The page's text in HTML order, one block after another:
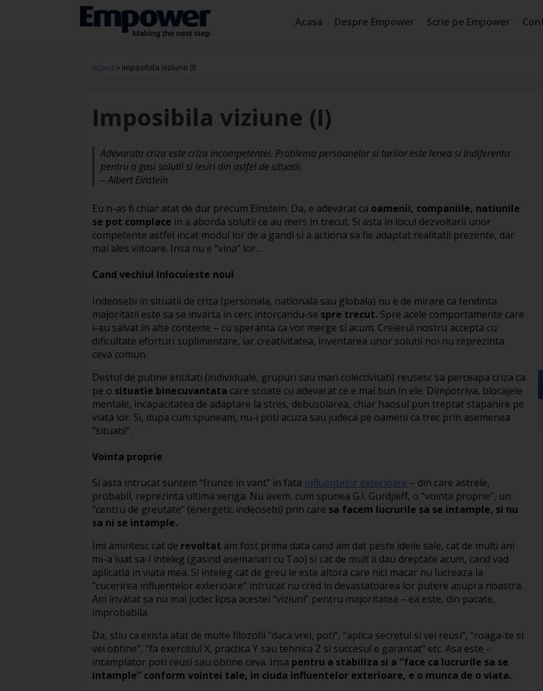
Acasa Despre Empower Scrie pe Empower
Acasa » Imposibila viziune (I)
Imposibila viziune (I)
Adevarata criza este criza incompetentei. Problema persoanelor si tarilor este lenea si indiferenta
pentru a gasi solutii si iesiri din astfel de situatii.
– Albert Einstein
Eu n-as fi chiar atat de dur precum Einstein. Da, e adevarat ca oamenii, companiile, natiunile
se pot complace in a aborda solutii ce au mers in trecut. Si asta in locul dezvoltarii unor
competente astfel incat modul lor de a gandi si a actiona sa fie adaptat realitatii prezente, dar
mai ales viitoare. Insa nu e “vina” lor…
Cand vechiul inlocuieste noul
Indeosebi in situatii de criza (personala, nationala sau globala) nu e de mirare ca tendinta
majoritatii este sa se invarta in cerc intorcandu-se spre trecut. Spre acele comportamente care
i-au salvat in alte contexte – cu speranta ca vor merge si acum. Creierul nostru accepta cu
dificultate eforturi suplimentare, iar creativitatea, inventarea unor solutii noi nu reprezinta
ceva comun.
Destul de putine entitati (individuale, grupuri sau mari colectivitati) reusesc sa perceapa criza ca
pe o situatie binecuvantata care scoate cu adevarat ce e mai bun in ele. Dimpotriva, blocajele
mentale, incapacitatea de adaptare la stres, debusolarea, chiar haosul pun treptat stapanire pe
viata lor. Si, dupa cum spuneam, nu-i poti acuza sau judeca pe oameni ca trec prin asemenea
“situatii”.
Vointa proprie
Si asta intrucat suntem “frunze in vant” in fata influentelor exterioare – din care astrele,
probabil, reprezinta ultima veriga. Nu avem, cum spunea G.I. Gurdjieff, o “vointa proprie”, un
“centru de greutate” (energetic indeosebi) prin care sa facem lucrurile sa se intample, si nu
sa ni se intample.
Imi amintesc cat de revoltat am fost prima data cand am dat peste ideile sale, cat de multi ani
mi-a luat sa-l inteleg (gasind asemanari cu Tao) si cat de mult ii dau dreptate acum, cand vad
aplicatia in viata mea. Si inteleg cat de greu le este altora care nici macar nu lucreaza la
“cucerirea influentelor exterioare” intrucat nu cred in devastatoarea lor putere asupra noastra.
Am invatat sa nu mai judec lipsa acestei “viziuni” pentru majoritatea – ea este, din pacate,
improbabila.
Da, stiu ca exista atat de multe filozofii “daca vrei, poti”, “aplica secretul si vei reusi”, “roaga-te si
vei obtine”, “fa exercitiul X, practica Y sau tehnica Z si succesul e garantat” etc. Asa este –
intamplator poti reusi sau obtine ceva. Insa pentru a stabiliza si a “face ca lucrurile sa se
intample” conform vointei tale, in ciuda influentelor exterioare, e o munca de o viata.